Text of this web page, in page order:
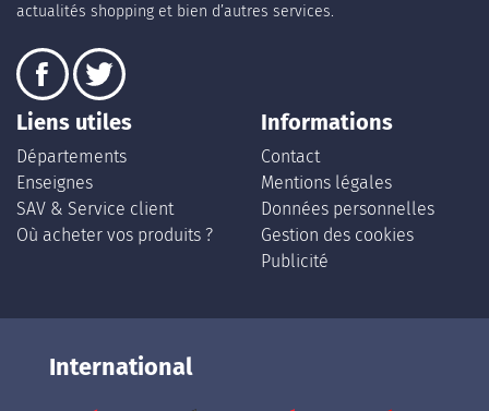
actualités shopping et bien d’autres services.
Liens utiles
Départements
Enseignes
SAV & Service client
Où acheter vos produits ?
Informations
Contact
Mentions légales
Données personnelles
Gestion des cookies
Publicité
International